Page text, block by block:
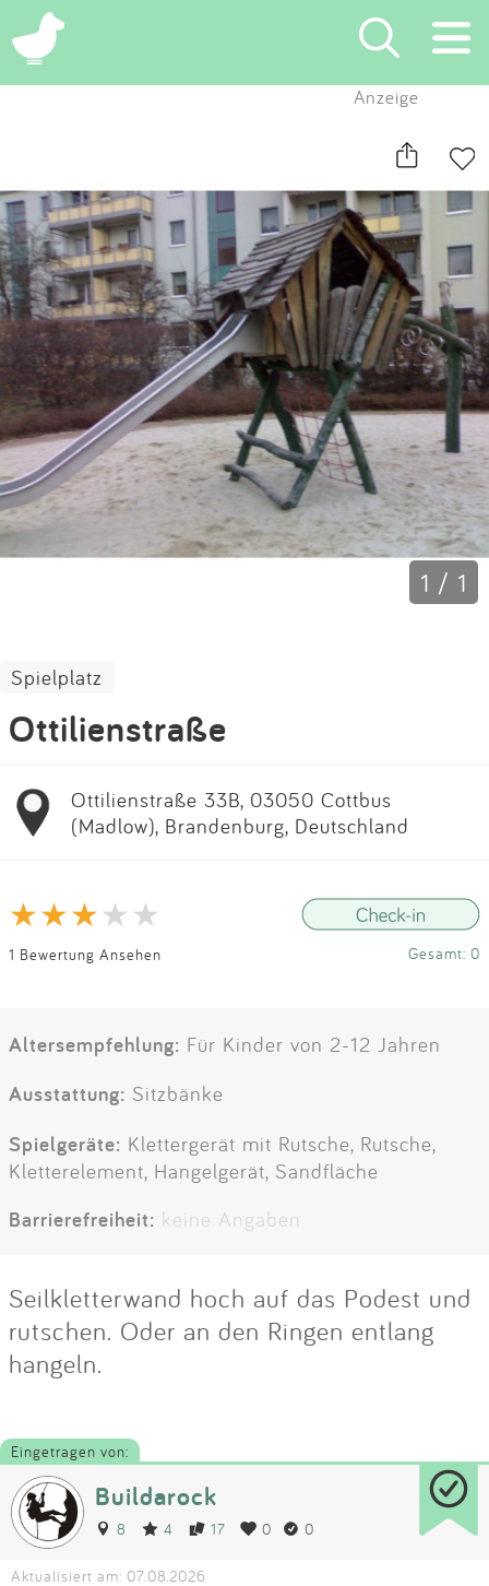
×
Eintragen
App
Blog
Partner
Kontakt
Impressum
Anzeige
1 / 1
Spielplatz
Ottilienstraße
Ottilienstraße 33B, 03050 Cottbus
(Madlow), Brandenburg, Deutschland
1 Bewertung Ansehen Gesamt: 0
Altersempfehlung: Für Kinder von 2-12 Jahren
Ausstattung: Sitzbänke
Spielgeräte: Klettergerät mit Rutsche, Rutsche,
Kletterelement, Hangelgerät, Sandfläche
Barrierefreiheit: keine Angaben
Seilkletterwand hoch auf das Podest und
rutschen. Oder an den Ringen entlang
hangeln.
Eingetragen von:
Buildarock
8 4 17 0 0
Aktualisiert am: 07.08.2026